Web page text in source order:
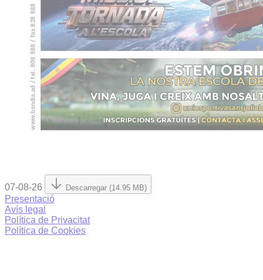
07-08-26 Descarregar (14.95 MB)
Presentació
Avís legal
Política de Privacitat
Política de Cookies